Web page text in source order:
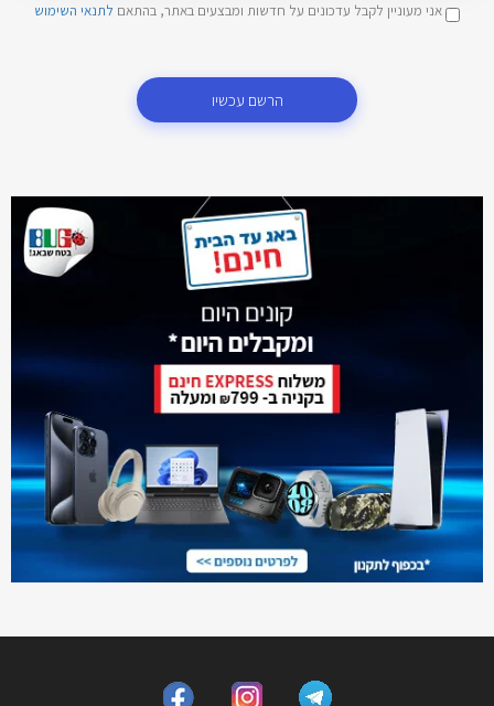
אני מעוניין לקבל עדכונים על חדשות ומבצעים באתר, בהתאם לתנאי השימוש
הרשם עכשיו